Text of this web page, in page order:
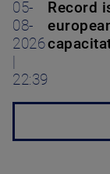
05-
08-
2026
22:39
Record